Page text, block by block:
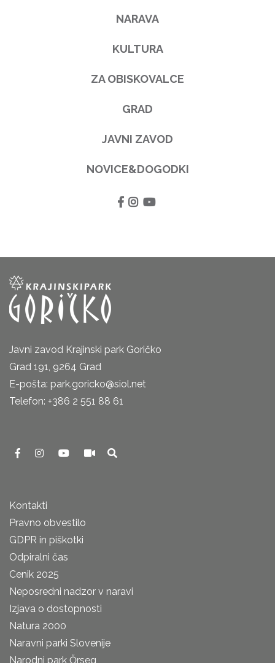
NARAVA
KULTURA
ZA OBISKOVALCE
GRAD
JAVNI ZAVOD
NOVICE&DOGODKI
Javni zavod Krajinski park Goričko
Grad 191, 9264 Grad
E-pošta: park.goricko@siol.net
Telefon: +386 2 551 88 61
Kontakti
Pravno obvestilo
GDPR in piškotki
Odpiralni čas
Cenik 2025
Neposredni nadzor v naravi
Izjava o dostopnosti
Natura 2000
Naravni parki Slovenije
Narodni park Őrseg